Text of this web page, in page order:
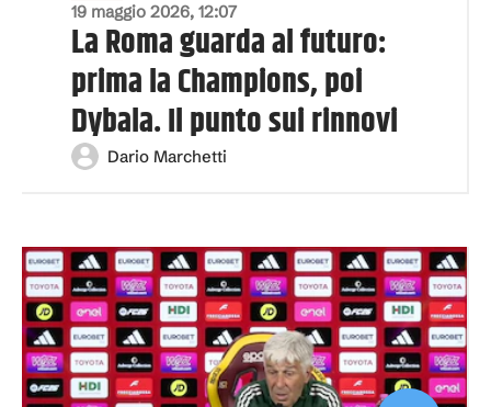
19 maggio 2026, 12:07
La Roma guarda al futuro:
prima la Champions, poi
Dybala. Il punto sui rinnovi
Dario Marchetti